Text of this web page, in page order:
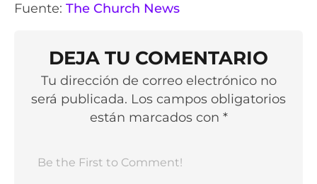
Fuente: The Church News
DEJA TU COMENTARIO
Tu dirección de correo electrónico no
será publicada. Los campos obligatorios
están marcados con *